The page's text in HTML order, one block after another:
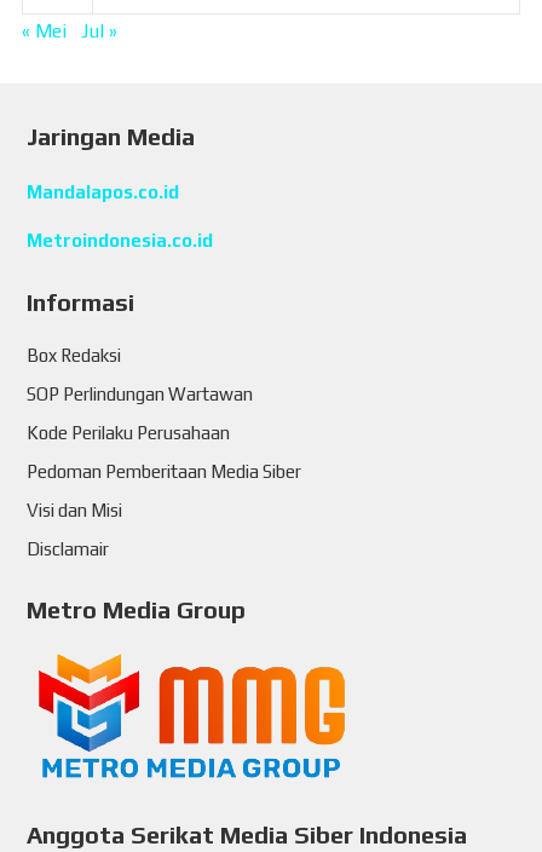
« Mei
Jul »
Jaringan Media
Mandalapos.co.id
Metroindonesia.co.id
Informasi
Box Redaksi
SOP Perlindungan Wartawan
Kode Perilaku Perusahaan
Pedoman Pemberitaan Media Siber
Visi dan Misi
Disclamair
Metro Media Group
Anggota Serikat Media Siber Indonesia